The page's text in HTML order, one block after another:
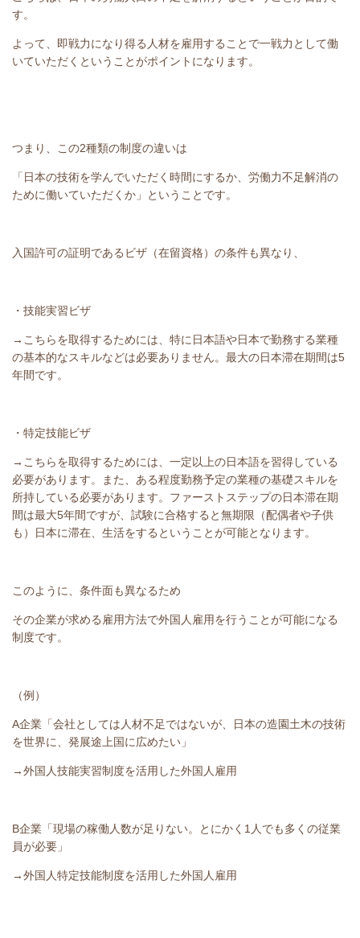
す。
よって、即戦力になり得る人材を雇用することで一戦力として働
いていただくということがポイントになります。
つまり、この2種類の制度の違いは
「日本の技術を学んでいただく時間にするか、労働力不足解消の
ために働いていただくか」ということです。
入国許可の証明であるビザ（在留資格）の条件も異なり、
・技能実習ビザ
→こちらを取得するためには、特に日本語や日本で勤務する業種
の基本的なスキルなどは必要ありません。最大の日本滞在期間は5
年間です。
・特定技能ビザ
→こちらを取得するためには、一定以上の日本語を習得している
必要があります。また、ある程度勤務予定の業種の基礎スキルを
所持している必要があります。ファーストステップの日本滞在期
間は最大5年間ですが、試験に合格すると無期限（配偶者や子供
も）日本に滞在、生活をするということが可能となります。
このように、条件面も異なるため
その企業が求める雇用方法で外国人雇用を行うことが可能になる
制度です。
（例）
A企業「会社としては人材不足ではないが、日本の造園土木の技術
を世界に、発展途上国に広めたい」
→外国人技能実習制度を活用した外国人雇用
B企業「現場の稼働人数が足りない。とにかく1人でも多くの従業
員が必要」
→外国人特定技能制度を活用した外国人雇用